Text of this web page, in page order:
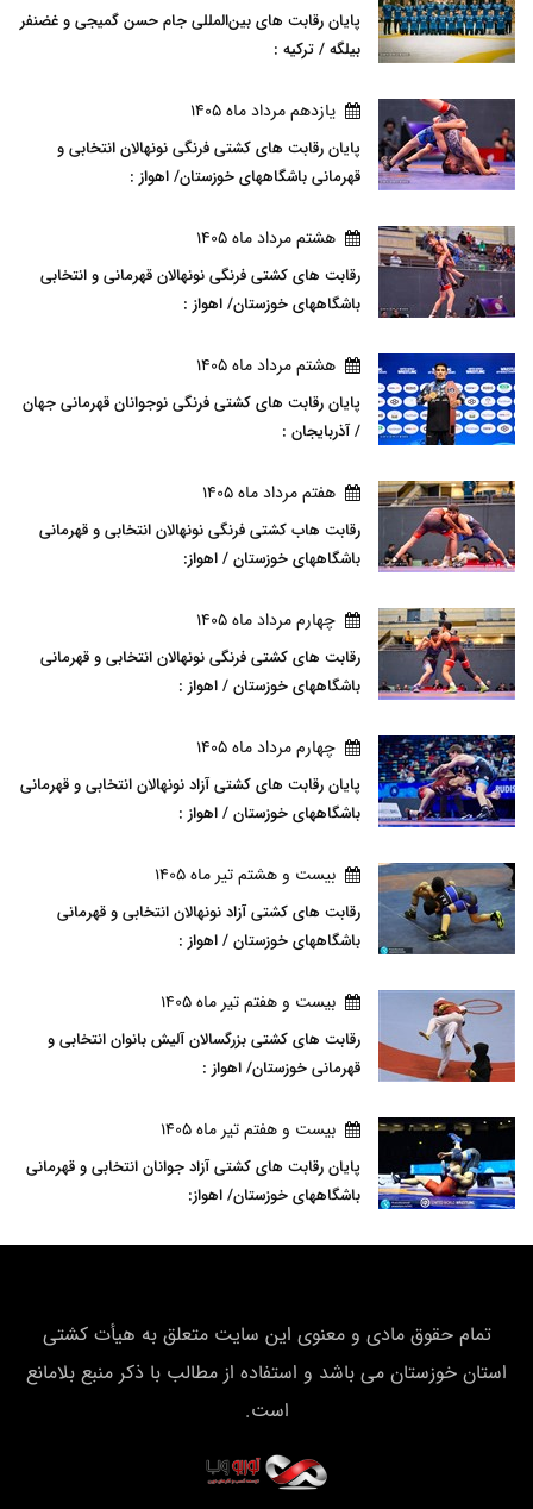
پایان رقابت های بین‌المللی جام حسن گمیجی و غضنفر
بیلگه / ترکیه :
يازدهم مرداد ماه 1405
پایان رقابت های کشتی فرنگی نونهالان انتخابی و
قهرمانی باشگاههای خوزستان/ اهواز :
هشتم مرداد ماه 1405
رقابت های کشتی فرنگی نونهالان قهرمانی و انتخابی
باشگاههای خوزستان/ اهواز :
هشتم مرداد ماه 1405
پایان رقابت های کشتی فرنگی نوجوانان قهرمانی جهان
/ آذربایجان :
هفتم مرداد ماه 1405
رقابت هاب کشتی فرنگی نونهالان انتخابی و قهرمانی
باشگاههای خوزستان / اهواز:
چهارم مرداد ماه 1405
رقابت های کشتی فرنگی نونهالان انتخابی و قهرمانی
باشگاههای خوزستان / اهواز :
چهارم مرداد ماه 1405
پایان رقابت های کشتی آزاد نونهالان انتخابی و قهرمانی
باشگاههای خوزستان / اهواز :
بيست و هشتم تير ماه 1405
رقابت های کشتی آزاد نونهالان انتخابی و قهرمانی
باشگاههای خوزستان / اهواز :
بيست و هفتم تير ماه 1405
رقابت های کشتی بزرگسالان آلیش بانوان انتخابی و
قهرمانی خوزستان/ اهواز :
بيست و هفتم تير ماه 1405
پایان رقابت های کشتی آزاد جوانان انتخابی و قهرمانی
باشگاههای خوزستان/ اهواز:
تمام حقوق مادی و معنوی این سایت متعلق به هیأت كشتی
استان خوزستان می باشد و استفاده از مطالب با ذکر منبع بلامانع
است.